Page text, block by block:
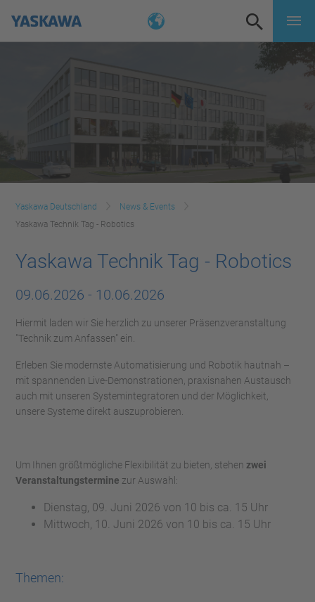
Yaskawa Deutschland
News & Events
Yaskawa Technik Tag - Robotics
Yaskawa Technik Tag - Robotics
09.06.2026 - 10.06.2026
Hiermit laden wir Sie herzlich zu unserer Präsenzveranstaltung
"Technik zum Anfassen" ein.
Erleben Sie modernste Automatisierung und Robotik hautnah –
mit spannenden Live-Demonstrationen, praxisnahen Austausch
auch mit unseren Systemintegratoren und der Möglichkeit,
unsere Systeme direkt auszuprobieren.
Um Ihnen größtmögliche Flexibilität zu bieten, stehen zwei
Veranstaltungstermine zur Auswahl:
Dienstag, 09. Juni 2026 von 10 bis ca. 15 Uhr
Mittwoch, 10. Juni 2026 von 10 bis ca. 15 Uhr
Themen: